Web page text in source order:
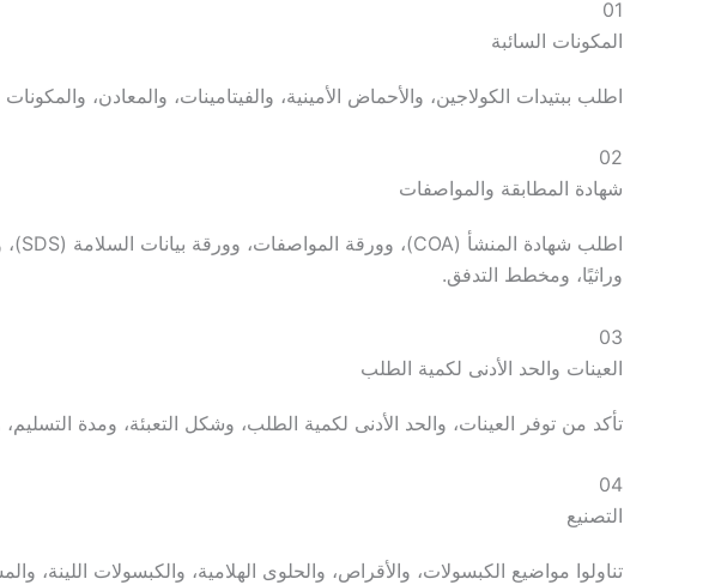
01
المكونات السائبة
اطلب ببتيدات الكولاجين، والأحماض الأمينية، والفيتامينات، والمعادن،
02
شهادة المطابقة والمواصفات
وراثيًا، ومخطط التدفق.
03
العينات والحد الأدنى لكمية الطلب
تأكد من توفر العينات، والحد الأدنى لكمية الطلب، وشكل التعبئة، ومدة
04
التصنيع
تناولوا مواضيع الكبسولات، والأقراص، والحلوى الهلامية، والكبسولات اللينة،